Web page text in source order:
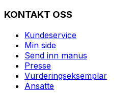
KONTAKT OSS
Kundeservice
Min side
Send inn manus
Presse
Vurderingseksemplar
Ansatte